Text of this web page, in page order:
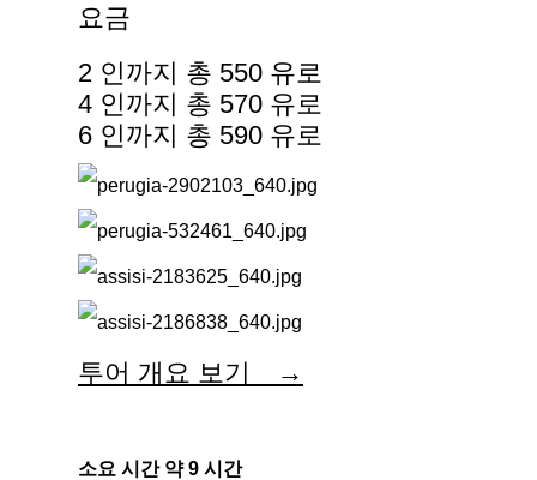
요금
2 인까지 총 550 유로
4 인까지 총 570 유로
6 인까지 총 590 유로
투어 개요 보기 →
소요 시간 약 9 시간